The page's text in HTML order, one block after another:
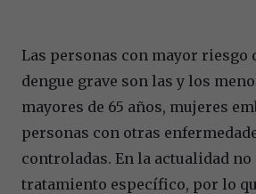
Las personas con mayor riesgo
dengue grave son las y los
mayores de 65 años, mujeres
personas con otras
controladas. En la actualidad no
tratamiento específico, por lo